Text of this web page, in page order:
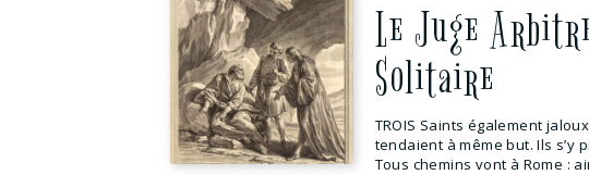
Le Juge
Solitaire
TROIS Saints également
tendaient à même but. Ils
Tous chemins vont à Rome :